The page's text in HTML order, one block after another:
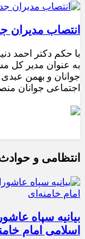
انتصاب مدیران
با حکم دکتر احمد
به عنوان مدیر کل
جوانان و بهمن
اجتماعی جوانان
انتظامی و
بیانیه سپاه
اسلامی امام